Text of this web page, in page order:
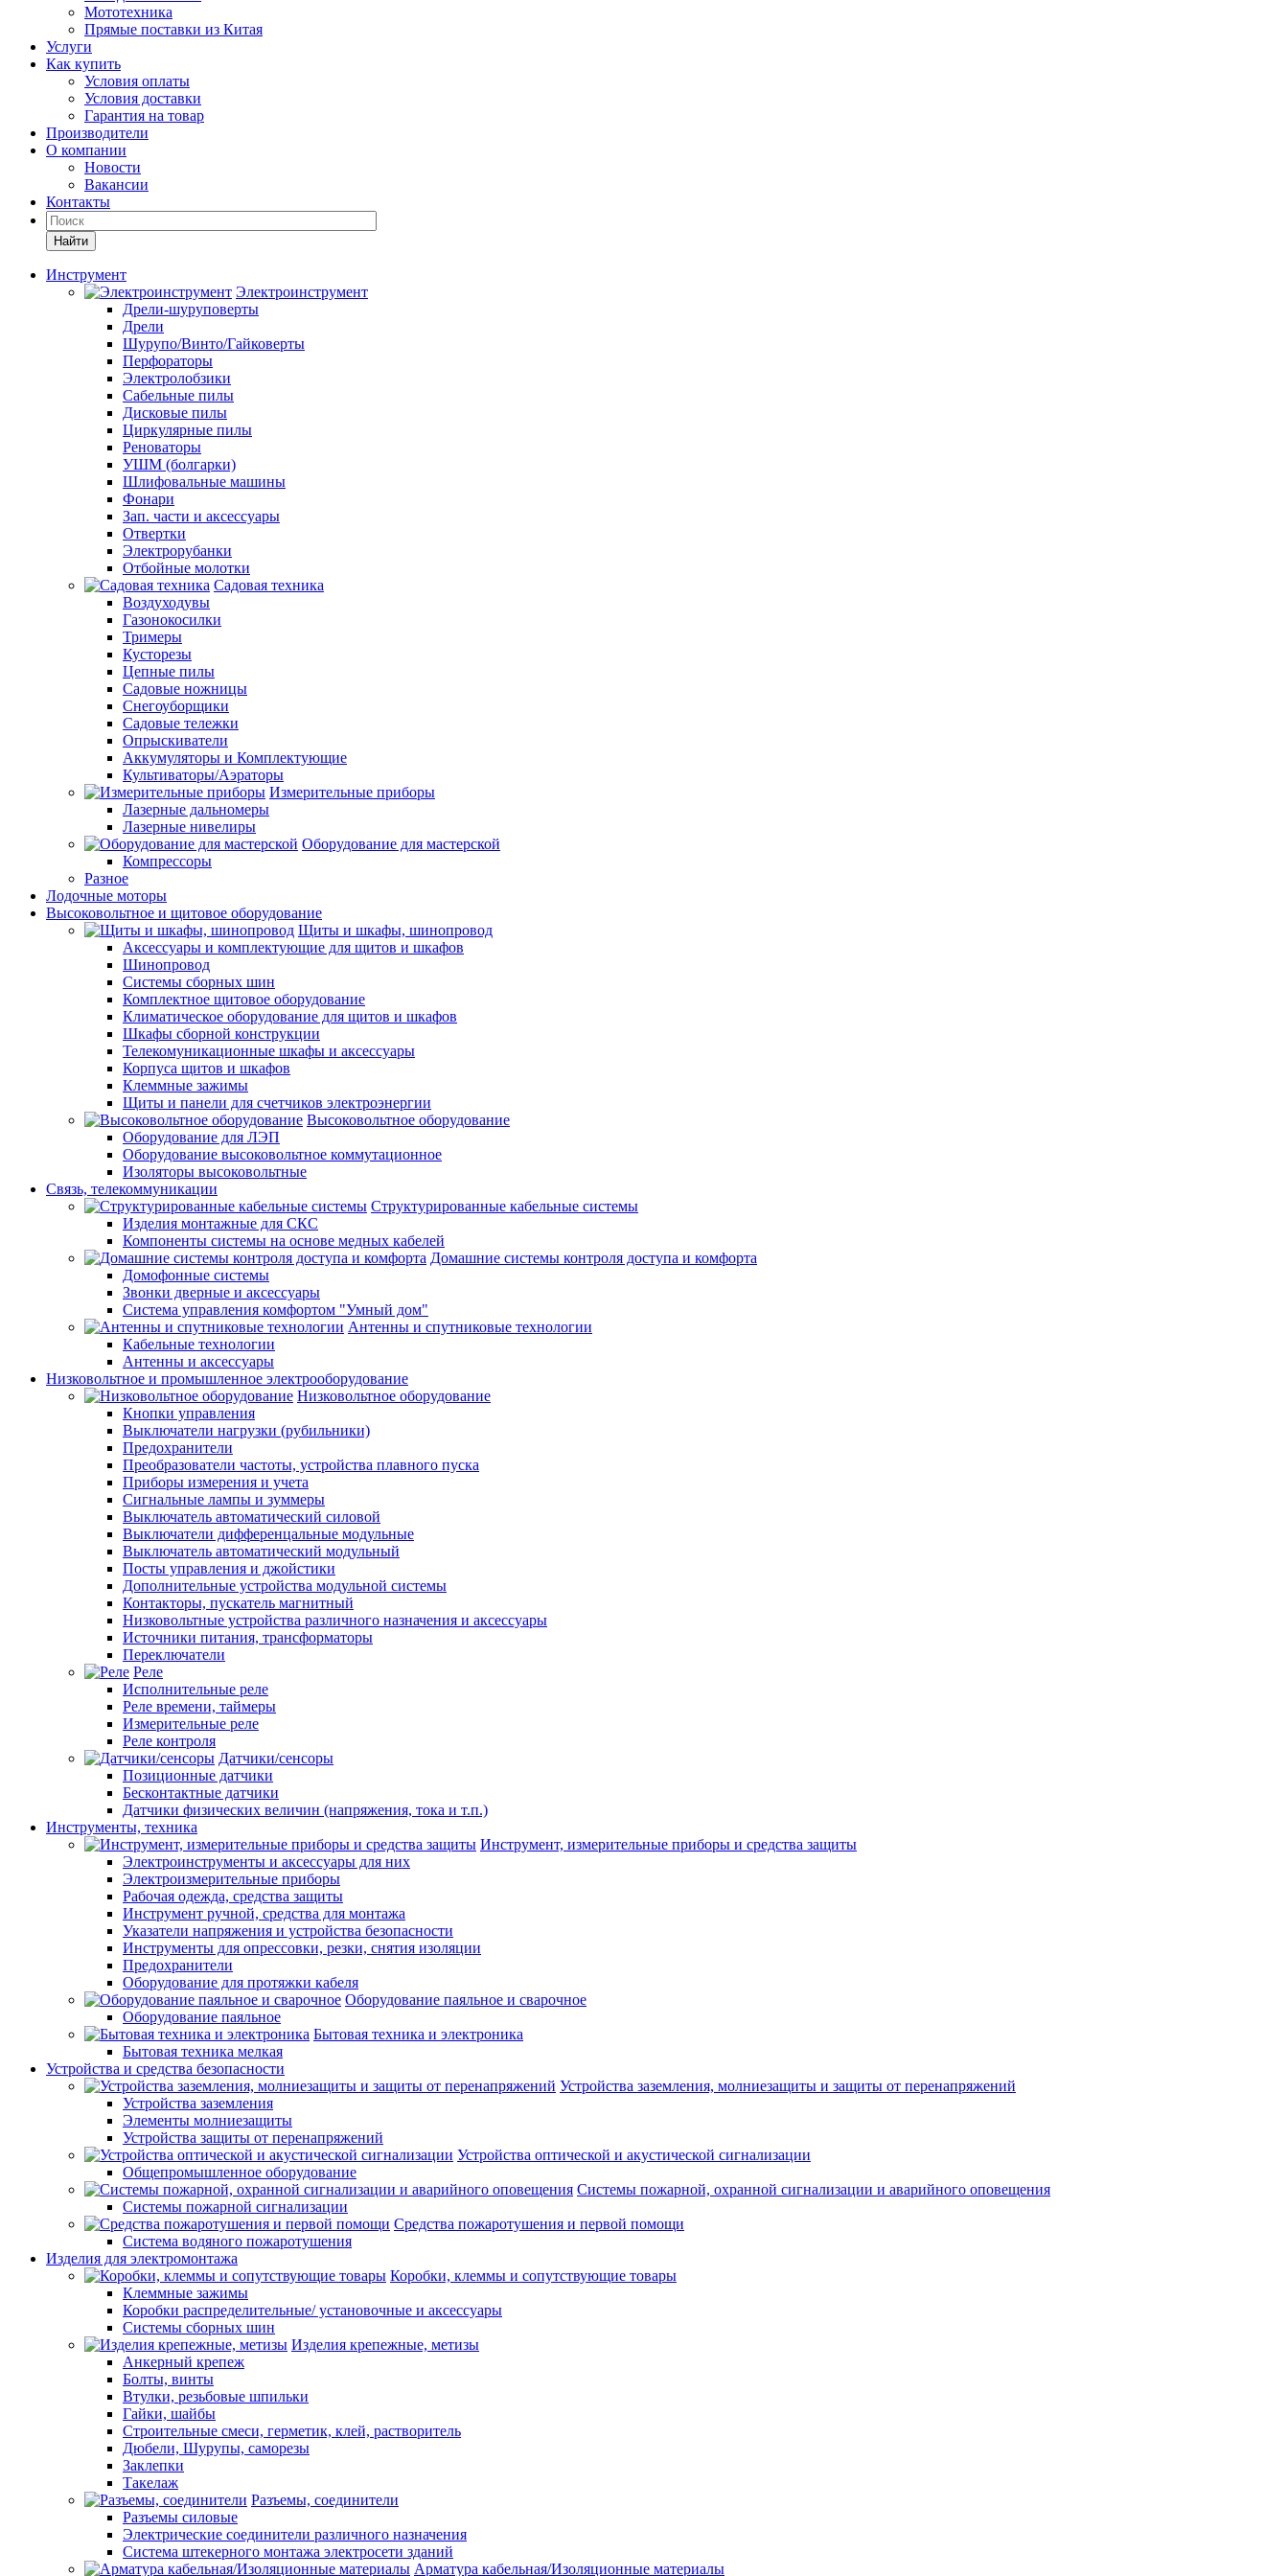
Мототехника
Прямые поставки из Китая
Услуги
Как купить
Условия оплаты
Условия доставки
Гарантия на товар
Производители
О компании
Новости
Вакансии
Контакты
Найти
Инструмент
Электроинструмент
Дрели-шуруповерты
Дрели
Шурупо/Винто/Гайковерты
Перфораторы
Электролобзики
Сабельные пилы
Дисковые пилы
Циркулярные пилы
Реноваторы
УШМ (болгарки)
Шлифовальные машины
Фонари
Зап. части и аксессуары
Отвертки
Электрорубанки
Отбойные молотки
Садовая техника
Воздуходувы
Газонокосилки
Тримеры
Кусторезы
Цепные пилы
Садовые ножницы
Снегоуборщики
Садовые тележки
Опрыскиватели
Аккумуляторы и Комплектующие
Культиваторы/Аэраторы
Измерительные приборы
Лазерные дальномеры
Лазерные нивелиры
Оборудование для мастерской
Компрессоры
Разное
Лодочные моторы
Высоковольтное и щитовое оборудование
Щиты и шкафы, шинопровод
Аксессуары и комплектующие для щитов и шкафов
Шинопровод
Системы сборных шин
Комплектное щитовое оборудование
Климатическое оборудование для щитов и шкафов
Шкафы сборной конструкции
Телекомуникационные шкафы и аксессуары
Корпуса щитов и шкафов
Клеммные зажимы
Щиты и панели для счетчиков электроэнергии
Высоковольтное оборудование
Оборудование для ЛЭП
Оборудование высоковольтное коммутационное
Изоляторы высоковольтные
Связь, телекоммуникации
Структурированные кабельные системы
Изделия монтажные для СКС
Компоненты системы на основе медных кабелей
Домашние системы контроля доступа и комфорта
Домофонные системы
Звонки дверные и аксессуары
Система управления комфортом "Умный дом"
Антенны и спутниковые технологии
Кабельные технологии
Антенны и аксессуары
Низковольтное и промышленное электрооборудование
Низковольтное оборудование
Кнопки управления
Выключатели нагрузки (рубильники)
Предохранители
Преобразователи частоты, устройства плавного пуска
Приборы измерения и учета
Сигнальные лампы и зуммеры
Выключатель автоматический силовой
Выключатели дифференцальные модульные
Выключатель автоматический модульный
Посты управления и джойстики
Дополнительные устройства модульной системы
Контакторы, пускатель магнитный
Низковольтные устройства различного назначения и аксессуары
Источники питания, трансформаторы
Переключатели
Реле
Исполнительные реле
Реле времени, таймеры
Измерительные реле
Реле контроля
Датчики/сенсоры
Позиционные датчики
Бесконтактные датчики
Датчики физических величин (напряжения, тока и т.п.)
Инструменты, техника
Инструмент, измерительные приборы и средства защиты
Электроинструменты и аксессуары для них
Электроизмерительные приборы
Рабочая одежда, средства защиты
Инструмент ручной, средства для монтажа
Указатели напряжения и устройства безопасности
Инструменты для опрессовки, резки, снятия изоляции
Предохранители
Оборудование для протяжки кабеля
Оборудование паяльное и сварочное
Оборудование паяльное
Бытовая техника и электроника
Бытовая техника мелкая
Устройства и средства безопасности
Устройства заземления, молниезащиты и защиты от перенапряжений
Устройства заземления
Элементы молниезащиты
Устройства защиты от перенапряжений
Устройства оптической и акустической сигнализации
Общепромышленное оборудование
Системы пожарной, охранной сигнализации и аварийного оповещения
Системы пожарной сигнализации
Средства пожаротушения и первой помощи
Система водяного пожаротушения
Изделия для электромонтажа
Коробки, клеммы и сопутствующие товары
Клеммные зажимы
Коробки распределительные/ установочные и аксессуары
Системы сборных шин
Изделия крепежные, метизы
Анкерный крепеж
Болты, винты
Втулки, резьбовые шпильки
Гайки, шайбы
Строительные смеси, герметик, клей, растворитель
Дюбели, Шурупы, саморезы
Заклепки
Такелаж
Разъемы, соединители
Разъемы силовые
Электрические соединители различного назначения
Система штекерного монтажа электросети зданий
Арматура кабельная/Изоляционные материалы